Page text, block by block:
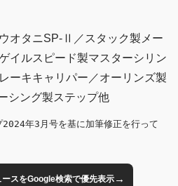
オタニSP-Ⅱ／スタック製メー
イルスピード製マスターシリン
ーキキャリパー／オーリンズ製
シング製ステップ他
年3月号を基に加筆修正を行って
スをGoogle検索で優先表示→